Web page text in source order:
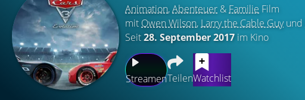
Animation,Abenteuer & Familie Film
mit Owen Wilson, Larry the Cable Guyund
Seit28. September 2017 im Kino
StreamenTeilenWatchlist